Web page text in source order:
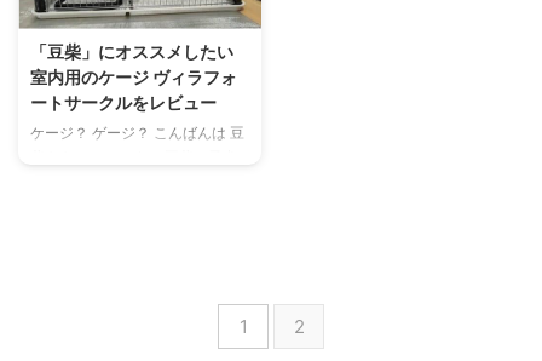
今回は、当ブログの主人公「豆柴
キキ」の成長記録 第一弾！ ブリ
ーダーの犬舎見学にて、生後３週
間でのヨチヨチ歩きのキキちゃん
を初レポートさせていただきま
す！ 豆柴発祥の犬舎！「樽井荘
「豆柴」にオススメしたい
室内用のケージ ヴィラフォ
ートサークルをレビュー
ケージ？ ゲージ？ こんばんは 豆
したペットケージを レビューさ
豆柴に適したケージとは？ さ
1 2